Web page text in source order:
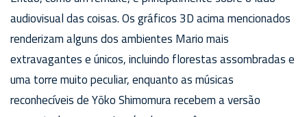
audiovisual das coisas. Os gráficos 3D acima mencionados
renderizam alguns dos ambientes Mario mais
extravagantes e únicos, incluindo florestas assombradas e
uma torre muito peculiar, enquanto as músicas
reconhecíveis de Yōko Shimomura recebem a versão